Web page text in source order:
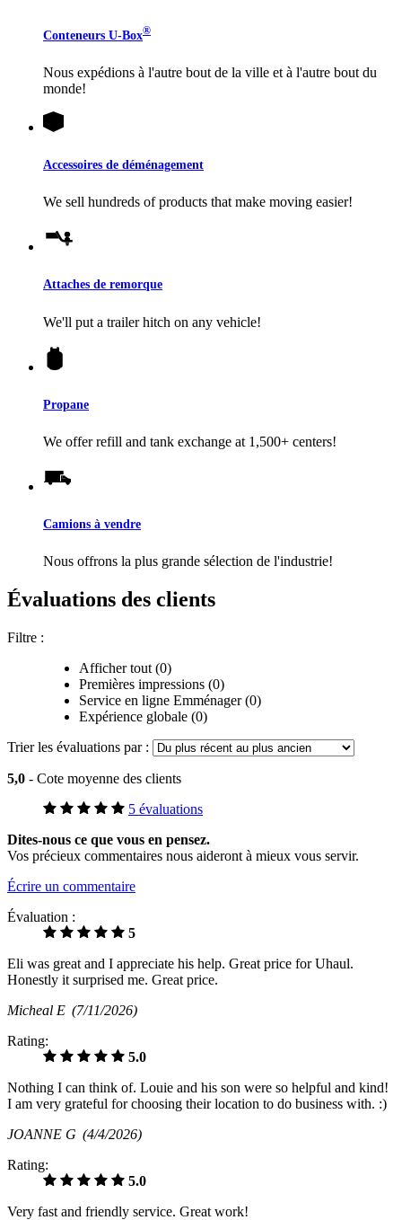
Conteneurs U-Box®
Nous expédions à l'autre bout de la ville et à l'autre bout du
monde!
Accessoires de déménagement
We sell hundreds of products that make moving easier!
Attaches de remorque
We'll put a trailer hitch on any vehicle!
Propane
We offer refill and tank exchange at 1,500+ centers!
Camions à vendre
Nous offrons la plus grande sélection de l'industrie!
Évaluations des clients
Filtre :
Afficher tout (0)
Premières impressions (0)
Service en ligne Emménager (0)
Expérience globale (0)
Trier les évaluations par :
5,0 - Cote moyenne des clients
5 évaluations
Dites-nous ce que vous en pensez.
Vos précieux commentaires nous aideront à mieux vous servir.
Écrire un commentaire
Évaluation :
5
Eli was great and I appreciate his help. Great price for Uhaul.
Honestly it surprised me. Great price.
Micheal E (7/11/2026)
Rating:
5.0
Nothing I can think of. Louie and his son were so helpful and kind!
I am very grateful for choosing their location to do business with. :)
JOANNE G (4/4/2026)
Rating:
5.0
Very fast and friendly service. Great work!